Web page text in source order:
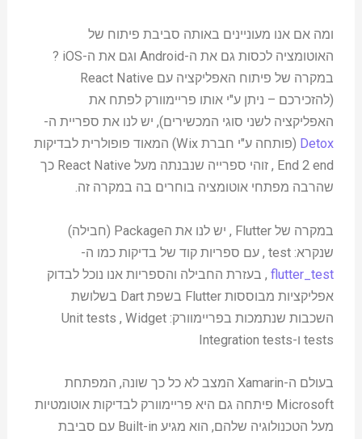
ומה אם אנו מעוניינים באותה סביבת פיתוח של
האוטומציה לכסות גם את ה-Android וגם את ה-iOS ?
במקרה של פיתוח האפליקציה עם React Native
(להזכירכם – ניתן ע"י אותו פריימוורק לפתח את
האפליקציה לשני סוגי המכשירים), יש לנו את ספריית ה-
Detox
(פותחה ע"י חברת Wix) המאוד פופולרית לבדיקות
End 2 end , זוהי ספרייה שנבנתה מעל React Native כך
שהרבה מפתחי אוטומציה בוחרים בה במקרה זה.
במקרה של Flutter , יש לנו את הPackage (חבילה)
שנקרא: test , עם ספריות קוד של בדיקות כמו ה-
flutter_test , בעזרת החבילה והספריות אנו נוכל לבדוק
אפליקציות מבוססות Flutter בשפת Dart בשלושת
השכבות שנתמכות בפריימוורק: Unit tests , Widget
tests ו-Integration tests
בעולם ה-Xamarin המצב לא כל כך שונה, המפתחת
Microsoft פיתחה גם היא פריימוורק לבדיקות אוטומטיות
מעל הטכנולוגיה שלהם, הוא מגיע Built-in עם סביבת